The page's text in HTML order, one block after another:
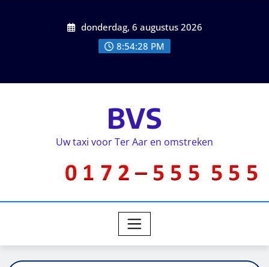
donderdag, 6 augustus 2026
8:54:28 PM
BVS
Uw taxi voor Ter Aar en omstreken